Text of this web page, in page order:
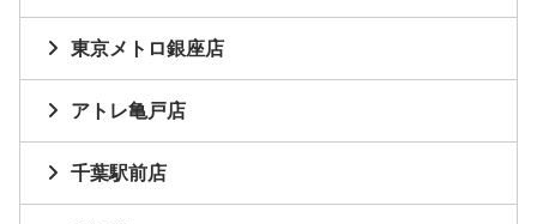
東京メトロ銀座店
アトレ亀戸店
千葉駅前店